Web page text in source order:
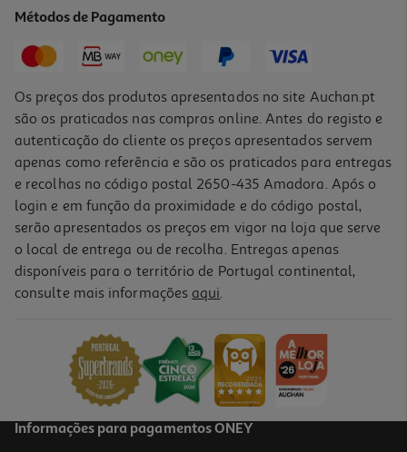
Price reduced from
3,99 €to
Promoção
Fronha De Almofada 40x40cm E 50x50cm Modelos Sortidos
Métodos de Pagamento
Os preços dos produtos apresentados no site Auchan.pt
são os praticados nas compras online. Antes do registo e
autenticação do cliente os preços apresentados servem
apenas como referência e são os praticados para entregas
e recolhas no código postal 2650-435 Amadora. Após o
login e em função da proximidade e do código postal,
serão apresentados os preços em vigor na loja que serve
o local de entrega ou de recolha. Entregas apenas
disponíveis para o território de Portugal continental,
consulte mais informações aqui.
Informações para pagamentos ONEY